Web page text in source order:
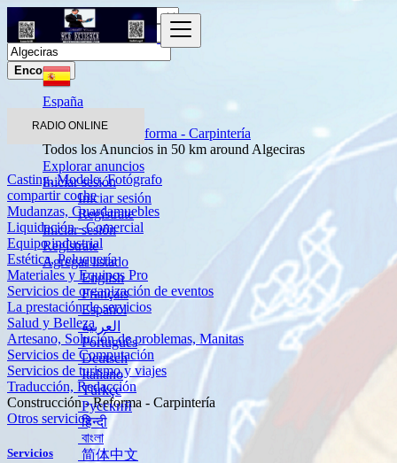
RADIO ONLINE
Explorar anuncios
Iniciar sesión
Iniciar sesión
Regístrate
Iniciar sesión
Regístrate
Agregar listado
English
Français
Español
العربية
Português
Deutsch
Italiano
Türkçe
Русский
हिन्दी
বাংলা
简体中文
Encontrar
España
Construcción - Reforma - Carpintería
Todos los Anuncios in 50 km around Algeciras
Casting, Modelo, Fotógrafo
compartir coche
Mudanzas, Guardamuebles
Liquidación - Comercial
Equipo industrial
Estética, Peluquería
Materiales y Equipos Pro
Servicios de organización de eventos
La prestación de servicios
Salud y Belleza
Artesano, Solución de problemas, Manitas
Servicios de Computación
Servicios de turismo y viajes
Traducción, Redacción
Construcción - Reforma - Carpintería
Otros servicios
Servicios